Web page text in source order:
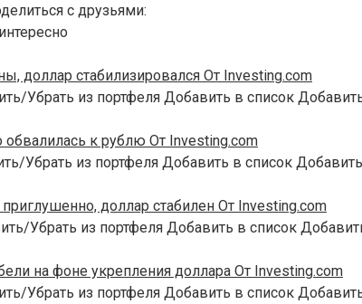
с друзьями:
доллар стабилизировался От Investing.com
Убрать из портфеля Добавить в список
обвалилась к рублю От Investing.com
Убрать из портфеля Добавить в список
доллар стабилен От Investing.com
Убрать из портфеля Добавить в список
на фоне укрепления доллара От Investing.com
Убрать из портфеля Добавить в список